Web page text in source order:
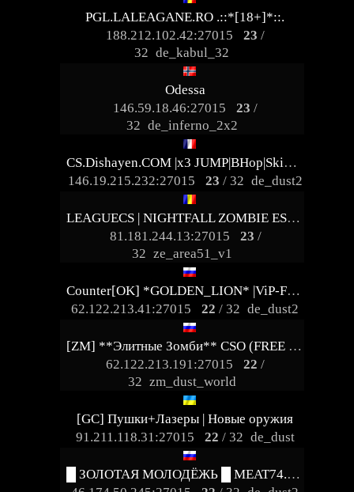
PGL.LALEAGANE.RO .::*[18+]*::.
188.212.102.42:27015
23 /
32 de_kabul_32
Odessa
146.59.18.46:27015
23 /
32 de_inferno_2x2
CS.Dishayen.COM |x3 JUMP|BHop|Skins|REV|HEAL|Server 4 Ladies
146.19.215.232:27015
23 / 32 de_dust2
LEAGUECS | NIGHTFALL ZOMBIE ESCAPE [FASTDL | 1000 FPS]
81.181.244.13:27015
23 /
32 ze_area51_v1
Counter[OK] *GOLDEN_LION* |ViP-FREE| ©
62.122.213.41:27015
22 / 32 de_dust2
[ZM] **Элитныe Зoмби** CSO (FREE VIP) RE-BALANCE
62.122.213.191:27015
22 /
32 zm_dust_world
[GC] Пушки+Лазеры | Новые оружия
91.211.118.31:27015
22 / 32 de_dust
█ ЗОЛОТАЯ МОЛОДЁЖЬ █ MEAT74.COM █